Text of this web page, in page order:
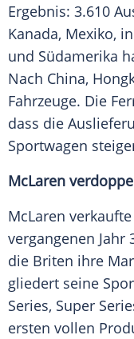
Ergebnis: 3.610
Kanada, Mexiko,
und Südamerika
Nach China,
Fahrzeuge. Die
dass die
Sportwagen
McLaren
McLaren
vergangenen Jahr
die Briten ihre
gliedert seine
Series, Super
ersten vollen